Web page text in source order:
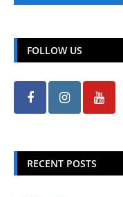
FOLLOW US
RECENT POSTS